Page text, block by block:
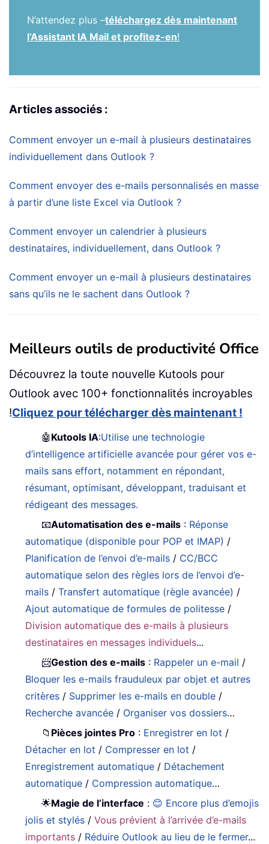
N’attendez plus –téléchargez dès maintenant
l’Assistant IA Mail et profitez-en!
Articles associés :
Comment envoyer un e-mail à plusieurs destinataires
individuellement dans Outlook ?
Comment envoyer des e-mails personnalisés en masse
à partir d’une liste Excel via Outlook ?
Comment envoyer un calendrier à plusieurs
destinataires, individuellement, dans Outlook ?
Comment envoyer un e-mail à plusieurs destinataires
sans qu’ils ne le sachent dans Outlook ?
Meilleurs outils de productivité Office
Découvrez la toute nouvelle Kutools pour
Outlook avec 100+ fonctionnalités incroyables
!Cliquez pour télécharger dès maintenant !
🤖 Kutools IA:Utilise une technologie
d’intelligence artificielle avancée pour gérer vos e-
mails sans effort, notamment en répondant,
résumant, optimisant, développant, traduisant et
rédigeant des messages.
📧Automatisation des e-mails : Réponse
automatique (disponible pour POP et IMAP) /
Planification de l’envoi d’e-mails / CC/BCC
automatique selon des règles lors de l’envoi d’e-
mails /Transfert automatique (règle avancée) /
Ajout automatique de formules de politesse /
Division automatique des e-mails à plusieurs
destinataires en messages individuels...
📨Gestion des e-mails : Rappeler un e-mail /
Bloquer les e-mails frauduleux par objet et autres
critères / Supprimer les e-mails en double /
Recherche avancée / Organiser vos dossiers…
📁 Pièces jointes Pro : Enregistrer en lot /
Détacher en lot / Compresser en lot /
Enregistrement automatique / Détachement
automatique / Compression automatique…
🌟Magie de l’interface : 😊 Encore plus d’emojis
jolis et stylés /Vous prévient à l’arrivée d’e-mails
importants / Réduire Outlook au lieu de le fermer...